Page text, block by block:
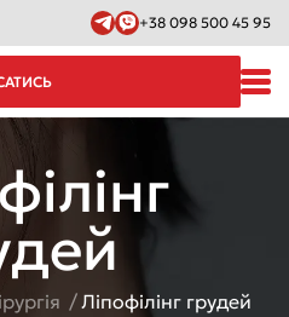
+38 098 500 45 95
Ліпофілінг грудей